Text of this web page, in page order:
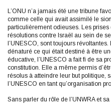
L’ONU n’a jamais été une tribune
comme celle qui avait assimilé le
particulièrement odieuses. Les
résolutions contre Israël au sein de
l’UNESCO, sont toujours
dénaturé ce qui était destiné à être
éducative, l’UNESCO a fait fi de sa
constitution. Elle a même permis
résolus à atteindre leur but politique,
l’UNESCO en tant qu’organisation
Sans parler du rôle de l’UNWRA et